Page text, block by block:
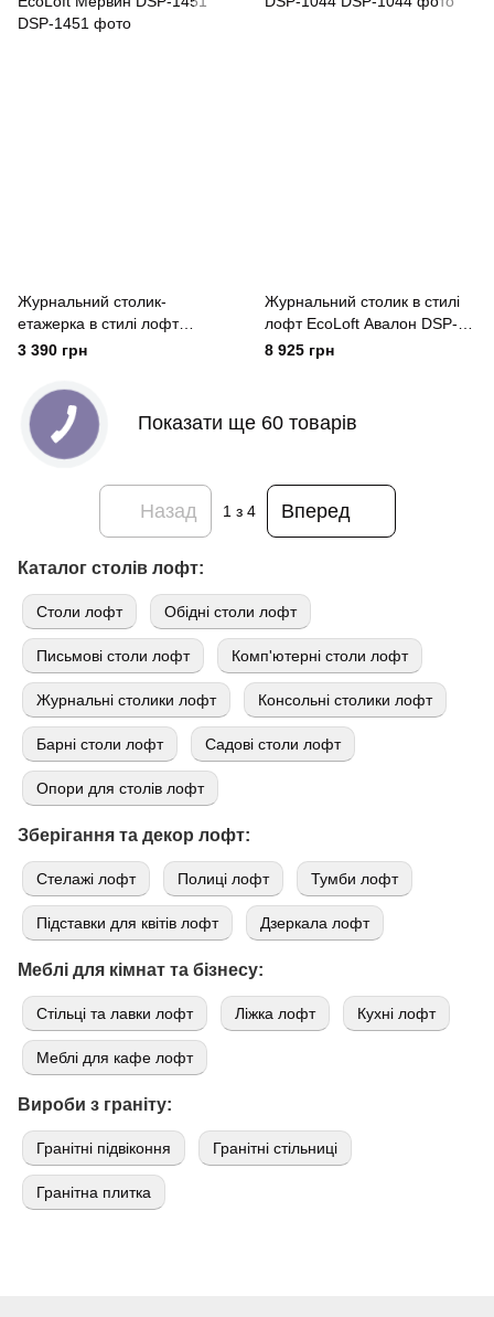
Журнальний столик-
етажерка в стилі лофт
EcoLoft Мервин DSP-1451
3 390 грн
Журнальний столик в стилі
лофт EcoLoft Авалон DSP-
1044
8 925 грн
Показати ще 60 товарів
Назад 1 з 4 Вперед
Каталог столів лофт:
Cтоли лофт Обідні столи лофт
Письмові столи лофт Комп'ютерні столи лофт
Журнальні столики лофт Консольні столики лофт
Барні столи лофт Садові столи лофт
Опори для столів лофт
Зберігання та декор лофт:
Стелажі лофт Полиці лофт Тумби лофт
Підставки для квітів лофт Дзеркала лофт
Меблі для кімнат та бізнесу:
Стільці та лавки лофт Ліжка лофт Кухні лофт
Меблі для кафе лофт
Вироби з граніту:
Гранітні підвіконня Гранітні стільниці
Гранітна плитка